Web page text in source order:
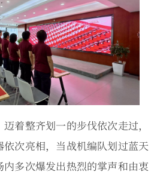
着整齐划一的步伐依次走过，
次亮相，当战机编队划过蓝天
多次爆发出热烈的掌声和由衷